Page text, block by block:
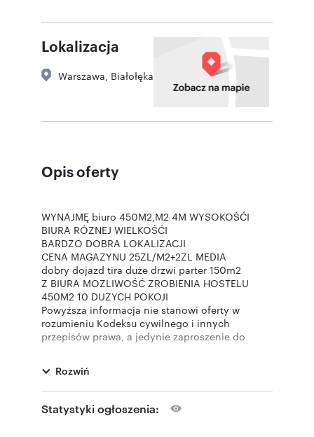
Lokalizacja
Warszawa Białołęka
Opis oferty
WYNAJMĘ biuro 450M2,M2 4M WYSOKOŚĆI
BIURA RÓZNEJ WIELKOŚĆI
BARDZO DOBRA LOKALIZACJI
CENA MAGAZYNU 25ZL/M2+2ZL MEDIA
dobry dojazd tira duże drzwi parter 150m2
Z BIURA MOZLIWOŚĆ ZROBIENIA HOSTELU
450M2 10 DUZYCH POKOJI
Powyższa informacja nie stanowi oferty w
rozumieniu Kodeksu cywilnego i innych
przepisów prawa, a jedynie zaproszenie do
nieruchomości ASARI CRM (asaricrm.com)
Rozwiń
Statystyki ogłoszenia: